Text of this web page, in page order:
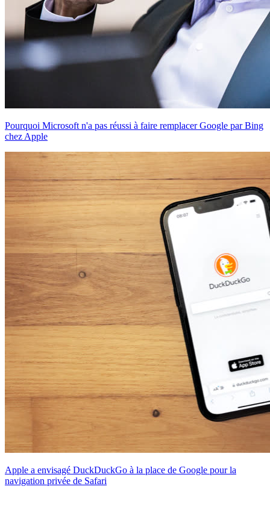
Pourquoi Microsoft n'a pas réussi à faire remplacer Google par Bing
chez Apple
Apple a envisagé DuckDuckGo à la place de Google pour la
navigation privée de Safari